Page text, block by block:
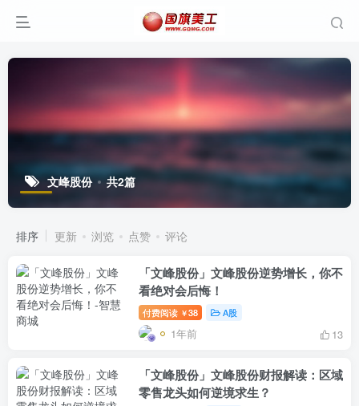
文峰股份 共2篇
排序 更新 浏览 点赞 评论
「文峰股份」文峰股份逆势增长，你不
看绝对会后悔！
付费阅读 ￥38 A股
1年前 13
「文峰股份」文峰股份财报解读：区域
零售龙头如何逆境求生？